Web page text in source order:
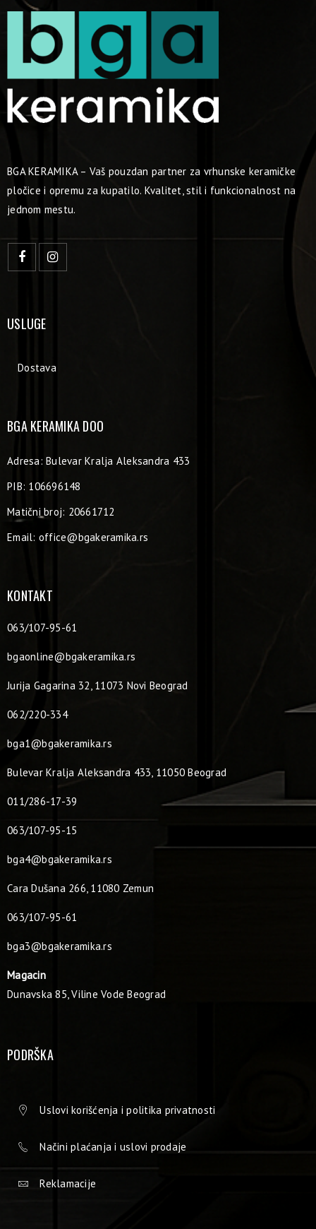
BGA KERAMIKA – Vaš pouzdan partner za vrhunske keramičke
pločice i opremu za kupatilo. Kvalitet, stil i funkcionalnost na
jednom mestu.
USLUGE
Dostava
BGA KERAMIKA DOO
Adresa: Bulevar Kralja Aleksandra 433
PIB: 106696148
Matični broj: 20661712
Email: office@bgakeramika.rs
KONTAKT
063/107-95-61
bgaonline@bgakeramika.rs
Jurija Gagarina 32, 11073 Novi Beograd
062/220-334
bga1@bgakeramika.rs
Bulevar Kralja Aleksandra 433, 11050 Beograd
011/286-17-39
063/107-95-15
bga4@bgakeramika.rs
Cara Dušana 266, 11080 Zemun
063/107-95-61
bga3@bgakeramika.rs
Magacin
Dunavska 85, Viline Vode Beograd
PODRŠKA
Uslovi korišćenja i politika privatnosti
Načini plaćanja i uslovi prodaje
Reklamacije